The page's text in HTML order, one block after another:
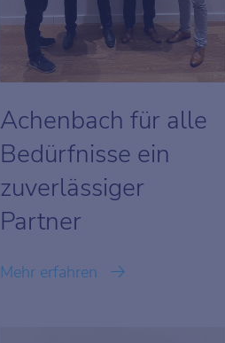
Achenbach für alle
Bedürfnisse ein
zuverlässiger
Partner
Mehr erfahren